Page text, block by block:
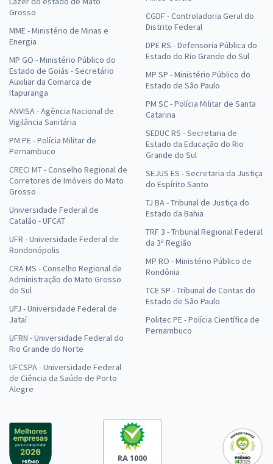
Grosso
MME - Ministério de Minas e
Energia
MP GO - Ministério Público do
Estado de Goiás - Secretário
Auxiliar da Comarca de
Itapuranga
ANVISA - Agência Nacional de
Vigilância Sanitária
PM PE - Polícia Militar de
Pernambuco
CRECI MT - Conselho Regional de
Corretores de Imóveis do Mato
Grosso
Universidade Federal de
Catalão - UFCAT
UFR - Universidade Federal de
Rondonópolis
CRA MS - Conselho Regional de
Administração do Mato Grosso
do Sul
UFJ - Universidade Federal de
Jataí
UFRN - Universidade Federal do
Rio Grande do Norte
UFCSPA - Universidade Federal
de Ciência da Saúde de Porto
Alegre
CGDF - Controladoria Geral do
Distrito Federal
DPE RS - Defensoria Pública do
Estado do Rio Grande do Sul
MP SP - Ministério Público do
Estado de São Paulo
PM SC - Polícia Militar de Santa
Catarina
SEDUC RS - Secretaria de
Estado da Educação do Rio
Grande do Sul
SEJUS ES - Secretaria da Justiça
do Espírito Santo
TJ BA - Tribunal de Justiça do
Estado da Bahia
TRF 3 - Tribunal Regional Federal
da 3ª Região
MP RO - Ministério Público de
Rondônia
TCE SP - Tribunal de Contas do
Estado de São Paulo
Politec PE - Polícia Científica de
Pernambuco
RA 1000